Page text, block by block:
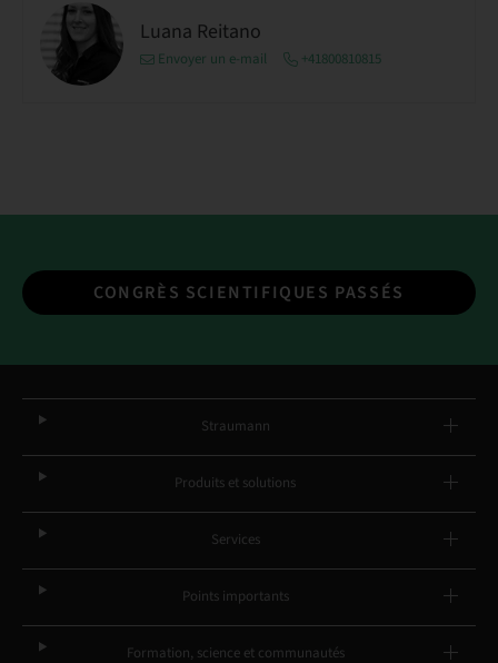
Luana Reitano
Envoyer un e-mail +41800810815
CONGRÈS SCIENTIFIQUES PASSÉS
Straumann
Produits et solutions
Services
Points importants
Formation, science et communautés